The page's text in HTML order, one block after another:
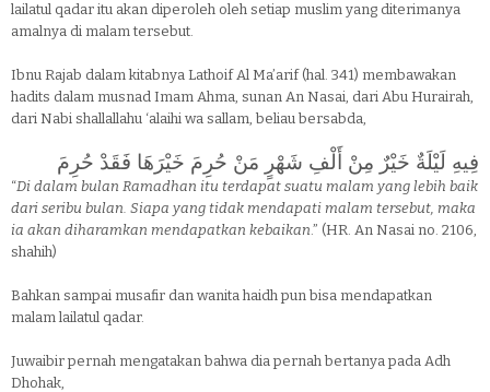
lailatul qadar itu akan diperoleh oleh setiap muslim yang diterimanya
amalnya di malam tersebut.
Ibnu Rajab dalam kitabnya Lathoif Al Ma’arif (hal. 341) membawakan
hadits dalam musnad Imam Ahma, sunan An Nasai, dari Abu Hurairah,
dari Nabi shallallahu ‘alaihi wa sallam, beliau bersabda,
فِيهِ لَيْلَةٌ خَيْرٌ مِنْ أَلْفِ شَهْرٍ مَنْ حُرِمَ خَيْرَهَا فَقَدْ حُرِمَ
“Di dalam bulan Ramadhan itu terdapat suatu malam yang lebih baik
dari seribu bulan. Siapa yang tidak mendapati malam tersebut, maka
ia akan diharamkan mendapatkan kebaikan.” (HR. An Nasai no. 2106,
shahih)
Bahkan sampai musafir dan wanita haidh pun bisa mendapatkan
malam lailatul qadar.
Juwaibir pernah mengatakan bahwa dia pernah bertanya pada Adh
Dhohak,